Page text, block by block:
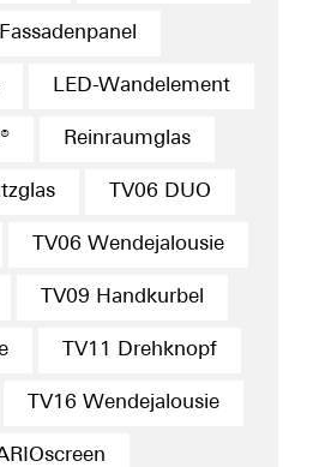
LED-Wandelement
Reinraumglas
TV06 DUO
TV06 Wendejalousie
TV09 Handkurbel
TV11 Drehknopf
TV16 Wendejalousie